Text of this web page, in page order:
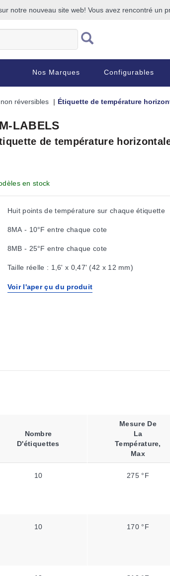
notre nouveau site web! Vous avez rencontré un
Nos Marques Configurables
réversibles Étiquette de température
LABELS
de température
en stock
Huit points de température sur chaque étiquette
8MA - 10°F entre chaque cote
8MB - 25°F entre chaque cote
Taille réelle : 1,6' x 0,47' (42 x 12 mm)
Voir l'aper çu du produit
Nombre
D'étiquettes
Mesure De
La
Température,
Max
10 275 °F
10 170 °F